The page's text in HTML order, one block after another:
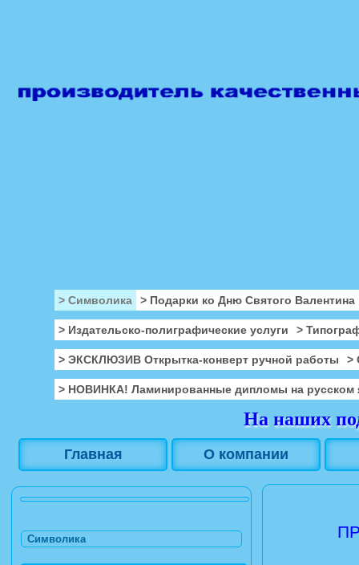
> Символика > Подарки ко Дню Святого Валентина
> Издательско-полиграфические услуги >
> ЭКСКЛЮЗИВ Открытка-конверт ручной работы >
> НОВИНКА! Ламинированные дипломы на русском
На наших
Главная О компании
Символика